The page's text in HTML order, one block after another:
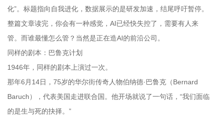
化”。标题指向自我进化，数据展示的是研发加速，结尾呼吁暂停。
整篇文章读完，你会有一种感觉，AI已经快失控了，需要有人来
管。而谁最懂怎么管？当然是正在造AI的前沿公司。
同样的剧本：巴鲁克计划
1946年，同样的剧本上演过一次。
那年6月14日，75岁的华尔街传奇人物伯纳德·巴鲁克（Bernard
Baruch），代表美国走进联合国。他开场就说了一句话，“我们面临
的是生与死的抉择。”